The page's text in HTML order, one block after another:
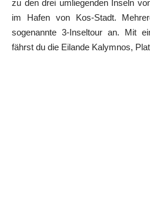
zu den drei umliegenden Inseln
im Hafen von Kos-Stadt.
sogenannte 3-Inseltour an. Mit
fährst du die Eilande Kalymnos,